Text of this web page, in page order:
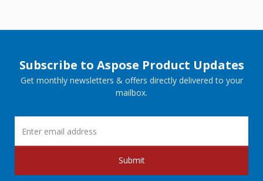
Subscribe to Aspose Product Updates
Get monthly newsletters & offers directly delivered to your
mailbox.
Submit